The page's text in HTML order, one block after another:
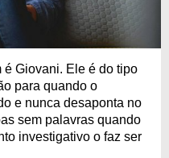
é Giovani. Ele é do tipo
para quando o
e nunca desaponta no
sem palavras quando
investigativo o faz ser